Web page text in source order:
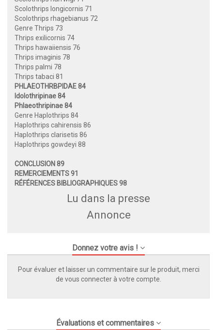
Scolothrips longicornis 71
Scolothrips rhagebianus 72
Genre Thrips 73
Thrips exilicornis 74
Thrips hawaiiensis 76
Thrips imaginis 78
Thrips palmi 78
Thrips tabaci 81
PHLAEOTHRBPIDAE 84
Idolothripinae 84
Phlaeothripinae 84
Genre Haplothrips 84
Haplothrips cahirensis 86
Haplothrips clarisetis 86
Haplothrips gowdeyi 88
CONCLUSION 89
REMERCIEMENTS 91
RÉFÉRENCES BIBLIOGRAPHIQUES 98
Lu dans la presse
Annonce
Donnez votre avis !
Pour évaluer et laisser un commentaire sur le produit, merci
de vous connecter à votre compte.
Évaluations et commentaires